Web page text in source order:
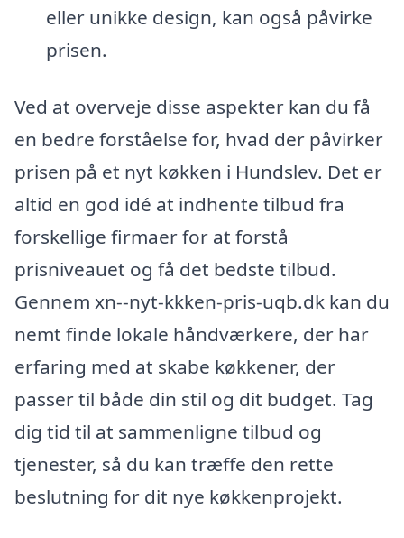
eller unikke design, kan også påvirke
prisen.
Ved at overveje disse aspekter kan du få
en bedre forståelse for, hvad der påvirker
prisen på et nyt køkken i Hundslev. Det er
altid en god idé at indhente tilbud fra
forskellige firmaer for at forstå
prisniveauet og få det bedste tilbud.
Gennem xn--nyt-kkken-pris-uqb.dk kan du
nemt finde lokale håndværkere, der har
erfaring med at skabe køkkener, der
passer til både din stil og dit budget. Tag
dig tid til at sammenligne tilbud og
tjenester, så du kan træffe den rette
beslutning for dit nye køkkenprojekt.